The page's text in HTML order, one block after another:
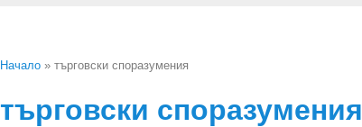
Начало » търговски споразумения
търговски споразумения